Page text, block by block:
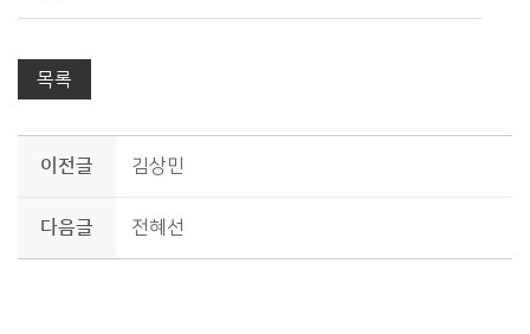
목록
이전글 김상민
다음글 전혜선